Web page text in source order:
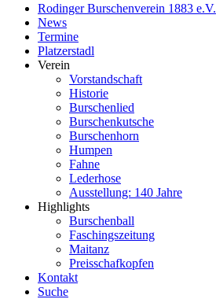
Rodinger Burschenverein 1883 e.V.
News
Termine
Platzerstadl
Verein
Vorstandschaft
Historie
Burschenlied
Burschenkutsche
Burschenhorn
Humpen
Fahne
Lederhose
Ausstellung: 140 Jahre
Highlights
Burschenball
Faschingszeitung
Maitanz
Preisschafkopfen
Kontakt
Suche